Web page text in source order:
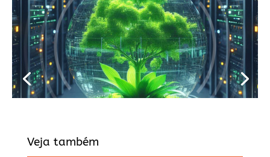
Veja também